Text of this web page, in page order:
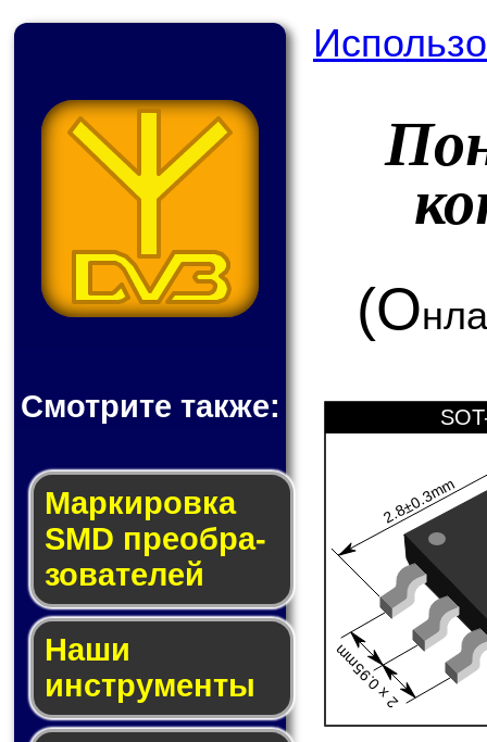
Смотрите также:
Мар­ки­ров­ка
SMD пре­об­ра­
зо­ва­те­лей
Наши
инструменты
(О
2.8±0.3mm
2 x 0.95mm